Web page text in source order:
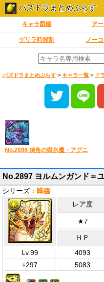
パズドラまとめぷらす
キャラ図鑑 ア
ゲリラ時間割 ノー
パズドラまとめぷらす > キャラ一覧 > ド
No.2896 凍角の獄氷魔・アグニ
No.2897 ヨルムンガンド＝
シリーズ： 降臨
レア度
★7
ＨＰ
Lv.99
4093
+297
5083